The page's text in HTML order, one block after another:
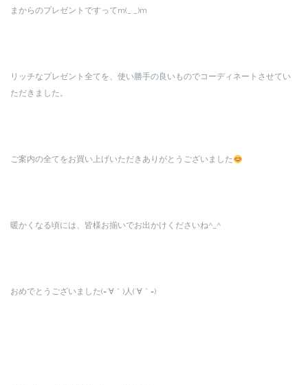
まからのプレゼントですってm(_ _)m
リッチなプレゼント全てを、使い勝手の良いものでコーディネートさせてい
ただきました。
ご案内の全てをお買い上げいただきありがとうございました
暖かくなる頃には、皆様お揃いでお出かけくださいね^_^
おめでとうございました(=´∀｀)人(´∀｀=)